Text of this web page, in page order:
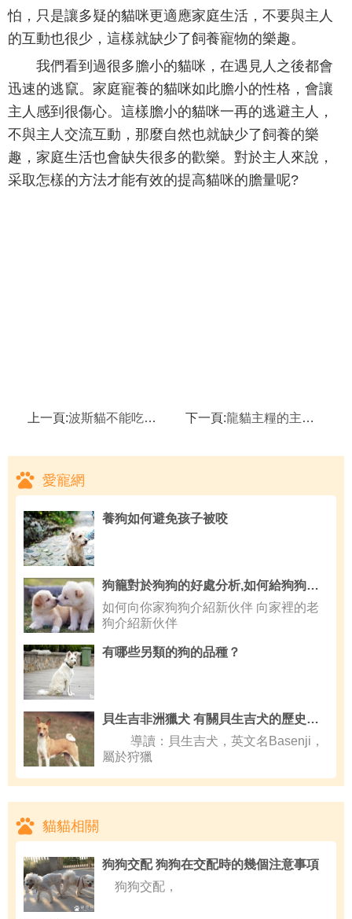
怕，只是讓多疑的貓咪更適應家庭生活，不要與主人
的互動也很少，這樣就缺少了飼養寵物的樂趣。
我們看到過很多膽小的貓咪，在遇見人之後都會
迅速的逃竄。家庭寵養的貓咪如此膽小的性格，會讓
主人感到很傷心。這樣膽小的貓咪一再的逃避主人，
不與主人交流互動，那麼自然也就缺少了飼養的樂
趣，家庭生活也會缺失很多的歡樂。對於主人來說，
采取怎樣的方法才能有效的提高貓咪的膽量呢?
上一頁:波斯貓不能吃的東西有哪些,波斯貓喂食需要注意什麼 下一頁:龍貓主糧的主要成分,龍貓不喝水怎麼辦
愛寵網
養狗如何避免孩子被咬
狗籠對於狗狗的好處分析,如何給狗狗挑選安全的玩具
如何向你家狗狗介紹新伙伴 向家裡的老
狗介紹新伙伴
有哪些另類的狗的品種？
貝生吉非洲獵犬 有關貝生吉犬的歷史與習性介紹
導讀：貝生吉犬，英文名Basenji，
屬於狩獵
貓貓相關
狗狗交配 狗狗在交配時的幾個注意事項
狗狗交配，